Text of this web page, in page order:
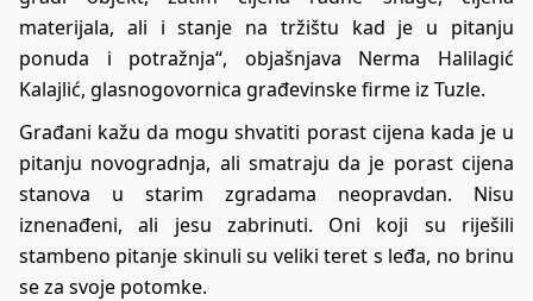
materijala, ali i stanje na tržištu kad je u pitanju
ponuda i potražnja“, objašnjava Nerma Halilagić
Kalajlić, glasnogovornica građevinske firme iz Tuzle.
Građani kažu da mogu shvatiti porast cijena kada je u
pitanju novogradnja, ali smatraju da je porast cijena
stanova u starim zgradama neopravdan. Nisu
iznenađeni, ali jesu zabrinuti. Oni koji su riješili
stambeno pitanje skinuli su veliki teret s leđa, no brinu
se za svoje potomke.